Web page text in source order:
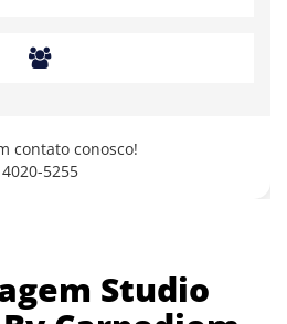
Studio
contato conosco!
4020-5255